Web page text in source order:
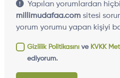
Yapılan yorumlardan
millimudafaa.comsitesi
yorum yorumu yapan kişiyi
Gizlilik Politikasınıve KVKK
ediyorum.